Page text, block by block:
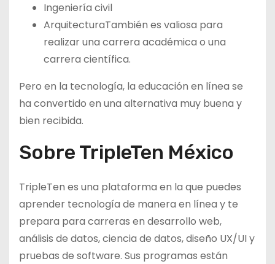
Ingeniería civil
ArquitecturaTambién es valiosa para
realizar una carrera académica o una
carrera científica.
Pero en la tecnología, la educación en línea se
ha convertido en una alternativa muy buena y
bien recibida.
Sobre TripleTen México
TripleTen es una plataforma en la que puedes
aprender tecnología de manera en línea y te
prepara para carreras en desarrollo web,
análisis de datos, ciencia de datos, diseño UX/UI y
pruebas de software. Sus programas están